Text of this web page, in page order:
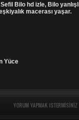
Bilo hd izle, Bilo
macerası yaşar.
Yüce
YORUM YAPMAK